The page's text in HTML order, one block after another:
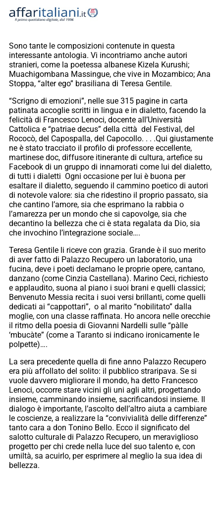
Sono tante le composizioni contenute in questa
interessante antologia. Vi incontriamo anche autori
stranieri, come la poetessa albanese Kizela Kurushi;
Muachigombana Massingue, che vive in Mozambico; Ana
Stoppa, “alter ego” brasiliana di Teresa Gentile.
“Scrigno di emozioni”, nelle sue 315 pagine in carta
patinata accoglie scritti in lingua e in dialetto, facendo la
felicità di Francesco Lenoci, docente all’Università
Cattolica e “patriae decus” della città del Festival, del
Rococò, del Capospalla, del Capocollo. . . .Qui giustamente
ne è stato tracciato il profilo di professore eccellente,
martinese doc, diffusore itinerante di cultura, artefice su
Facebook di un gruppo di innamorati come lui del dialetto,
di tutti i dialetti Ogni occasione per lui è buona per
esaltare il dialetto, seguendo il cammino poetico di autori
di notevole valore: sia che ridestino il proprio passato, sia
che cantino l’amore, sia che esprimano la rabbia o
l’amarezza per un mondo che si capovolge, sia che
decantino la bellezza che ci è stata regalata da Dio, sia
che invochino l’integrazione sociale….
Teresa Gentile li riceve con grazia. Grande è il suo merito
di aver fatto di Palazzo Recupero un laboratorio, una
fucina, deve i poeti declamano le proprie opere, cantano,
danzano (come Cinzia Castellana). Marino Ceci, richiesto
e applaudito, suona al piano i suoi brani e quelli classici;
Benvenuto Messia recita i suoi versi brillanti, come quelli
dedicati ai “cappottari”, o al marito “nobilitato” dalla
moglie, con una classe raffinata. Ho ancora nelle orecchie
il ritmo della poesia di Giovanni Nardelli sulle “pàlle
‘mbucàte” (come a Taranto si indicano ironicamente le
polpette)….
La sera precedente quella di fine anno Palazzo Recupero
era più affollato del solito: il pubblico straripava. Se si
vuole davvero migliorare il mondo, ha detto Francesco
Lenoci, occorre stare vicini gli uni agli altri, progettando
insieme, camminando insieme, sacrificandosi insieme. Il
dialogo è importante, l’ascolto dell’altro aiuta a cambiare
le coscienze, a realizzare la “convivialità delle differenze”
tanto cara a don Tonino Bello. Ecco il significato del
salotto culturale di Palazzo Recupero, un meraviglioso
progetto per chi crede nella luce del suo talento e, con
umiltà, sa acuirlo, per esprimere al meglio la sua idea di
bellezza.